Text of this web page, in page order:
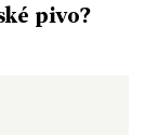
pivo?